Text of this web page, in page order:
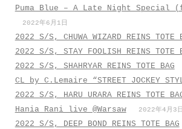
Puma Blue – A Late Night
2022年6月1日
2022 S/S, CHUWA WIZARD REINS TOTE
2022 S/S, STAY FOOLISH REINS TOTE
2022 S/S, SHAHRYAR REINS TOTE BAG
CL by C.Lemaire “STREET JOCKEY
2022 S/S, HARU URARA REINS TOTE
Hania Rani live @Warsaw 2022年4月3日
2022 S/S, DEEP BOND REINS TOTE BAG